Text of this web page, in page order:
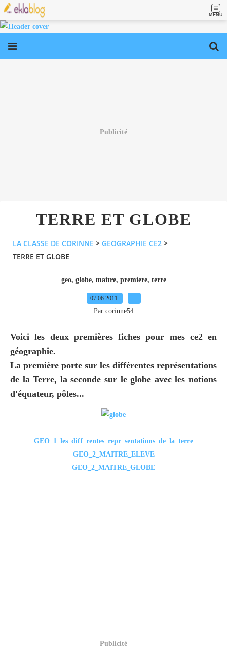
MENU
Publicité
TERRE ET GLOBE
LA CLASSE DE CORINNE > GEOGRAPHIE CE2 >
TERRE ET GLOBE
geo, globe, maitre, premiere, terre
07.06.2011
Par corinne54
Voici les deux premières fiches pour mes ce2 en
géographie.
La première porte sur les différentes représentations
de la Terre, la seconde sur le globe avec les notions
d'équateur, pôles...
GEO_1_les_diff_rentes_repr_sentations_de_la_terre
GEO_2_MAITRE_ELEVE
GEO_2_MAITRE_GLOBE
Publicité